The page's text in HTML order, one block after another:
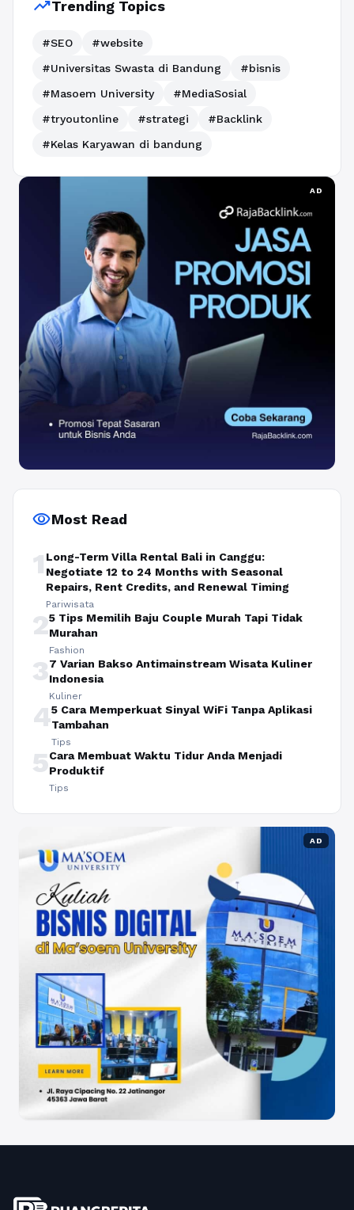
trending_upTrending Topics
#SEO
#website
#Universitas Swasta di Bandung
#bisnis
#Masoem University
#MediaSosial
#tryoutonline
#strategi
#Backlink
#Kelas Karyawan di bandung
AD
visibilityMost Read
1 Long-Term Villa Rental Bali in Canggu:
Negotiate 12 to 24 Months with Seasonal
Repairs, Rent Credits, and Renewal Timing
Pariwisata
25 Tips Memilih Baju Couple Murah Tapi Tidak
Murahan
Fashion
37 Varian Bakso Antimainstream Wisata Kuliner
Indonesia
Kuliner
45 Cara Memperkuat Sinyal WiFi Tanpa Aplikasi
Tambahan
Tips
5Cara Membuat Waktu Tidur Anda Menjadi
Produktif
Tips
AD